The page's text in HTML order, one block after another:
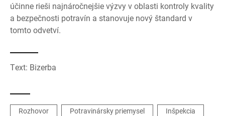
účinne rieši najnáročnejšie výzvy v oblasti kontroly kvality
a bezpečnosti potravín a stanovuje nový štandard v
tomto odvetví.
Text: Bizerba
Rozhovor Potravinársky priemysel
Inšpekcia